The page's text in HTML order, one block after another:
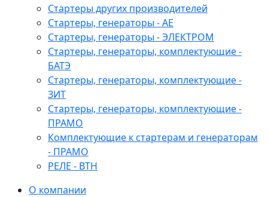
Стартеры других производителей
Стартеры, генераторы - АЕ
Стартеры, генераторы - ЭЛЕКТРОМ
Стартеры, генераторы, комплектующие -
БАТЭ
Стартеры, генераторы, комплектующие -
ЗИТ
Стартеры, генераторы, комплектующие -
ПРАМО
Комплектующие к стартерам и генераторам
- ПРАМО
РЕЛЕ - ВТН
О компании